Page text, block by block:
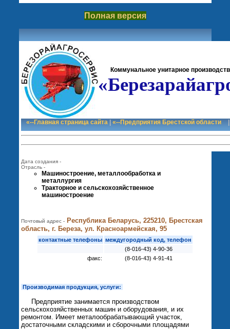
Полная версия
Коммунальное унитарное
«--Главная страница сайта|«--Предприятия Брестской области
Дата создания -
Отрасль -
Машиностроение, металлообработка и
металлургия
Тракторное и сельскохозяйственное
машиностроение
Почтовый адрес - Республика Беларусь, 225210, Брестская
область, г. Береза, ул. Красноармейская, 95
контактные телефоны междугородный код, телефон
(8-016-43) 4-90-36
факс:
(8-016-43) 4-91-41
Производимая продукция, услуги:
Предприятие занимается производством
сельскохозяйственных машин и оборудования, и их
ремонтом. Имеет металообрабатывающий участок,
достаточными складскими и сборочными площадями